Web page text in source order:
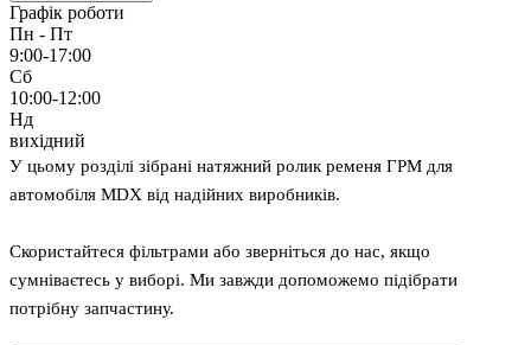
Графік роботи
Пн - Пт
9:00-17:00
Сб
10:00-12:00
Нд
вихідний
У цьому розділі зібрані натяжний ролик ременя ГРМ для
автомобіля MDX від надійних виробників.
Скористайтеся фільтрами або зверніться до нас, якщо
сумніваєтесь у виборі. Ми завжди допоможемо підібрати
потрібну запчастину.